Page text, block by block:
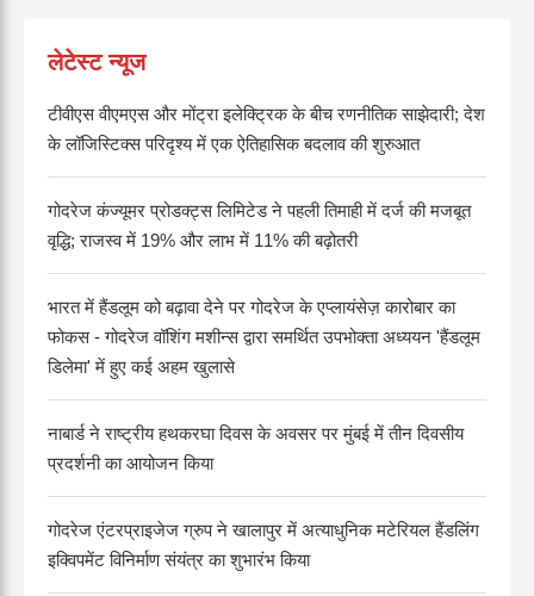
लेटेस्ट न्यूज
टीवीएस वीएमएस और मोंट्रा इलेक्ट्रिक के बीच रणनीतिक साझेदारी; देश
के लॉजिस्टिक्स परिदृश्य में एक ऐतिहासिक बदलाव की शुरुआत
गोदरेज कंज्यूमर प्रोडक्ट्स लिमिटेड ने पहली तिमाही में दर्ज की मजबूत
वृद्धि; राजस्व में 19% और लाभ में 11% की बढ़ोतरी
भारत में हैंडलूम को बढ़ावा देने पर गोदरेज के एप्लायंसेज़ कारोबार का
फोकस - गोदरेज वॉशिंग मशीन्स द्वारा समर्थित उपभोक्ता अध्ययन 'हैंडलूम
डिलेमा' में हुए कई अहम खुलासे
नाबार्ड ने राष्ट्रीय हथकरघा दिवस के अवसर पर मुंबई में तीन दिवसीय
प्रदर्शनी का आयोजन किया
गोदरेज एंटरप्राइजेज ग्रुप ने खालापुर में अत्याधुनिक मटेरियल हैंडलिंग
इक्विपमेंट विनिर्माण संयंत्र का शुभारंभ किया